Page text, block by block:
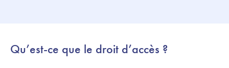
Qu’est-ce que le droit d’accès ?